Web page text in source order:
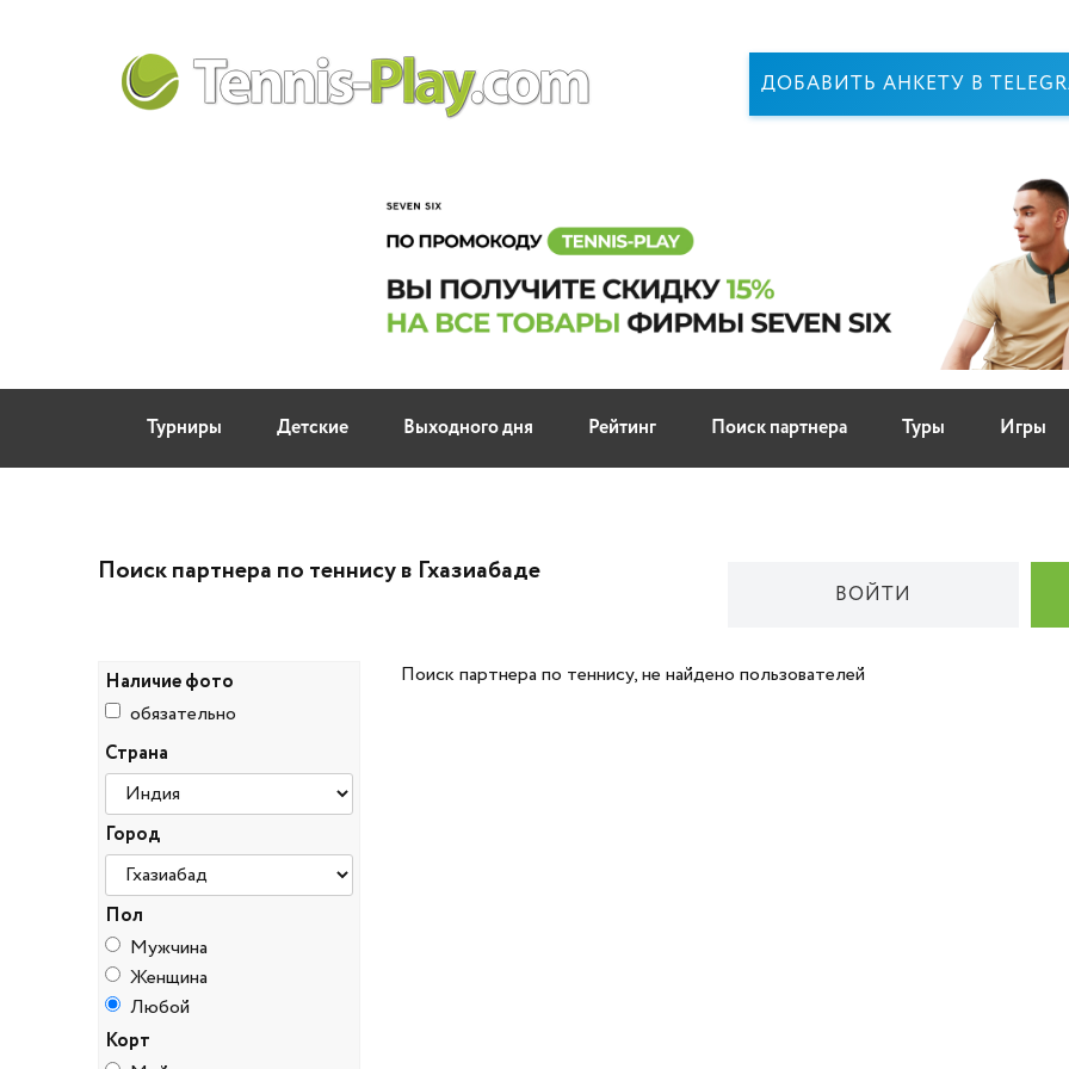
ДОБАВИТЬ АНКЕТУ В
Турниры Детские Выходного дня Рейтинг Поиск партнера Туры Игры
Поиск партнера по теннису в Гхазиабаде
ВОЙТИ
Наличие фото
обязательно
Страна
Город
Пол
Мужчина
Женщина
Любой
Корт
Поиск партнера по теннису, не найдено пользователей